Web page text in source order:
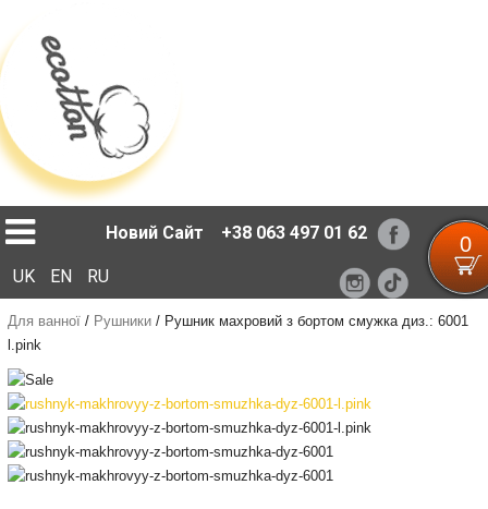
Новий Сайт +38 063 497 01 62 0
UK EN RU
Для ванної/ Рушники / Рушник махровий з бортом смужка диз.: 6001
l.pink